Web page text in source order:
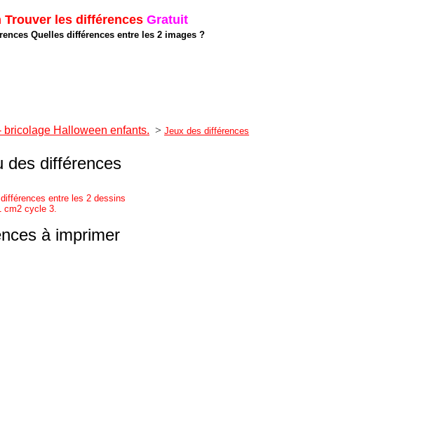
Trouver les différences Gratuit
Quelles différences entre les 2 images ?
bricolage Halloween enfants. > Jeux des différences
des différences
entre les 2 dessins
cm2 cycle 3.
à imprimer